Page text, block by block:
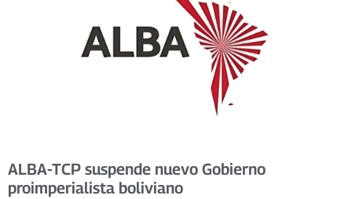
ALBA-TCP suspende nuevo Gobierno
proimperialista boliviano